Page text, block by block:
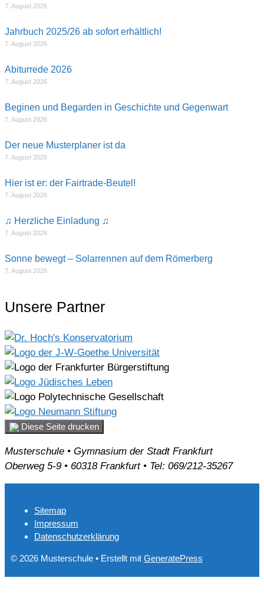
7. August 2026
Jahrbuch 2025/26 ab sofort erhältlich!
7. August 2026
Abiturrede 2026
7. August 2026
Beginen und Begarden in Geschichte und Gegenwart
7. August 2026
Der neue Musterplaner ist da
7. August 2026
Hier ist er: der Fairtrade-Beutel!
7. August 2026
♫ Herzliche Einladung ♫
7. August 2026
Sonne bewegt – Solarrennen auf dem Römerberg
7. August 2026
Unsere Partner
Diese Seite drucken
Musterschule • Gymnasium der Stadt Frankfurt
Oberweg 5-9 • 60318 Frankfurt • Tel: 069/212-35267
Sitemap
Impressum
Datenschutzerklärung
© 2026 Musterschule • Erstellt mit GeneratePress